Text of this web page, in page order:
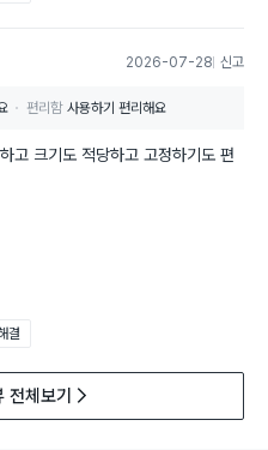
2026-07-28 신고
편리함 사용하기 편리해요
고 크기도 적당하고 고정하기도 편
결
체보기